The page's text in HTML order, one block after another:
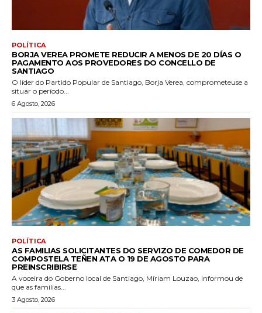
POLÍTICA
BORJA VEREA PROMETE REDUCIR A MENOS DE 20 DÍAS O
PAGAMENTO AOS PROVEDORES DO CONCELLO DE
SANTIAGO
O líder do Partido Popular de Santiago, Borja Verea, comprometeuse a
situar o período...
6 Agosto, 2026
POLÍTICA
AS FAMILIAS SOLICITANTES DO SERVIZO DE COMEDOR DE
COMPOSTELA TEÑEN ATA O 19 DE AGOSTO PARA
PREINSCRIBIRSE
A voceira do Goberno local de Santiago, Míriam Louzao, informou de
que as familias...
3 Agosto, 2026